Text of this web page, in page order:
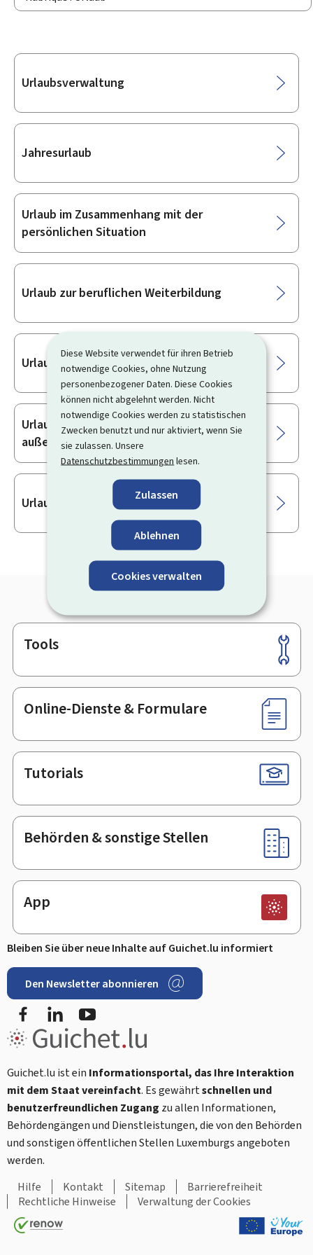
Diese Website verwendet für ihren Betrieb
notwendige Cookies, ohne Nutzung
personenbezogener Daten. Diese Cookies
können nicht abgelehnt werden. Nicht
notwendige Cookies werden zu statistischen
Zwecken benutzt und nur aktiviert, wenn Sie
sie zulassen. Unsere
Datenschutzbestimmungen lesen.
Zulassen
Ablehnen
Cookies verwalten
Unterrubriken
Urlaubsverwaltung
Jahresurlaub
Urlaub im Zusammenhang mit der
persönlichen Situation
Urlaub zur beruflichen Weiterbildung
Urlaub zur Ausübung eines Mandats
Urlaub im Zusammenhang mit einer
außerberuflichen Aktivität
Urlaub für Arbeitssuchende
Footer
Tools
Online-Dienste & Formulare
Tutorials
Behörden & sonstige Stellen
App
Bleiben Sie über neue Inhalte auf Guichet.lu informiert
Den Newsletter abonnieren
FacebookLinkedIn
Guichet.lu ist ein Informationsportal, das Ihre Interaktion
mit dem Staat vereinfacht. Es gewährtschnellen und
benutzerfreundlichen Zugang zu allen Informationen,
Behördengängen und Dienstleistungen, die von den Behörden
und sonstigen öffentlichen Stellen Luxemburgs angeboten
werden.
Hilfe
Kontakt Sitemap
Barrierefreiheit
Rechtliche Hinweise
Verwaltung der Cookies